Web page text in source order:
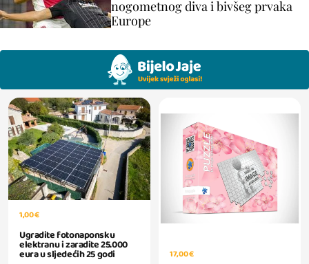
nogometnog diva i bivšeg prvaka
Europe
1,00 €
Ugradite fotonaponsku
elektranu i zaradite 25.000
eura u sljedećih 25 godi 17,00 €